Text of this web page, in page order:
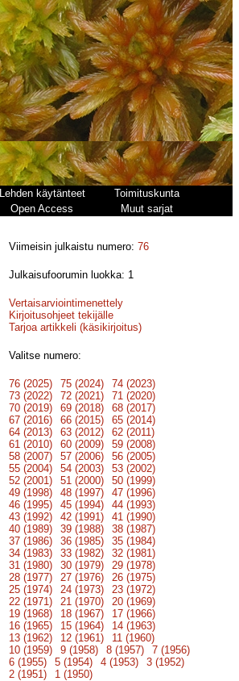
Lehden käytänteet
Toimituskunta
Open Access Muut sarjat
Viimeisin julkaistu numero:76
Julkaisufoorumin luokka: 1
Vertaisarviointimenettely
Kirjoitusohjeet tekijälle
Tarjoa artikkeli (käsikirjoitus)
Valitse numero:
76 (2025) 75 (2024)
74 (2023)
73 (2022)
72 (2021)
71 (2020)
70 (2019)
69 (2018)
68 (2017)
67 (2016)
66 (2015)
65 (2014)
64 (2013)
63 (2012)
62 (2011)
61 (2010)
60 (2009)
59 (2008)
58 (2007)
57 (2006)
56 (2005)
55 (2004)
54 (2003)
53 (2002)
52 (2001)
51 (2000)
50 (1999)
49 (1998)
48 (1997)
47 (1996)
46 (1995)
45 (1994)
44 (1993)
43 (1992)
42 (1991)
41 (1990)
40 (1989)
39 (1988)
38 (1987)
37 (1986)
36 (1985)
35 (1984)
34 (1983)
33 (1982)
32 (1981)
31 (1980)
30 (1979)
29 (1978)
28 (1977)
27 (1976)
26 (1975)
25 (1974)
24 (1973)
23 (1972)
22 (1971)
21 (1970)
20 (1969)
19 (1968)
18 (1967)
17 (1966)
16 (1965)
15 (1964)
14 (1963)
13 (1962)
12 (1961)
11 (1960)
10 (1959)
9 (1958) 8 (1957)
7 (1956)
6 (1955)
5 (1954) 4 (1953)
3 (1952)
2 (1951)
1 (1950)